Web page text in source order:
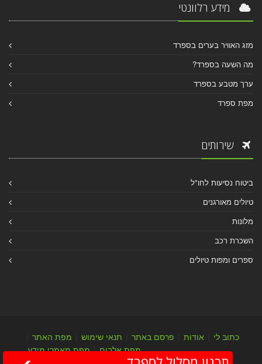
מידע רלוונטי
מזג האוויר בערים בספרד
מה השעה בספרד?
ערך מטבע בספרד
מפת ספרד
שירותים
ביטוח נסיעות לחו"ל
טיולים מאורגנים
מלונות
השכרת רכב
ספרים ומפות טיולים
כתוב לי אודות פרסם באתר תנאי שימוש מפת האתר
מפת אלבום|מפת מאמרי מידע